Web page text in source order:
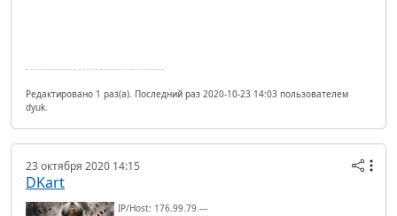
Редактировано 1 раз(а). Последний раз 2020-10-23 14:03 пользователем
dyuk.
23 октября 2020 14:15
DKart
IP/Host: 176.99.79.---